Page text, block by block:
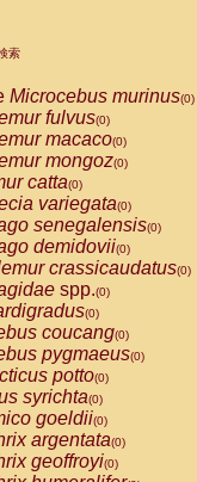
nigrivittatus
boliviensis(0)
sciureus(0)
caraya(0)
fusca(0)
seniculus
spp.(0)
belzebuth(0)
geoffroyi(0)
paniscus(0)
spp.(0)
lagothricha
lagothricha cana
calvus
cupreus
donacophilus
moloch
torquatus
spp.(0)
索
Microcebus murinus(0)
fulvus(0)
macaco(0)
mongoz(0)
catta(0)
variegata(0)
senegalensis(0)
demidovii(0)
crassicaudatus(0)
spp.(0)
(0)
coucang(0)
pygmaeus(0)
potto(0)
syrichta(0)
goeldii(0)
argentata(0)
geoffroyi(0)